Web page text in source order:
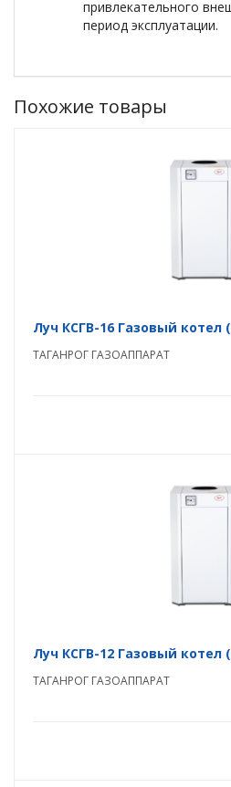
привлекательного
период эксплуатации.
Похожие товары
Луч КСГВ-16 Газовый котел
ТАГАНРОГ ГАЗОАППАРАТ
Луч КСГВ-12 Газовый котел
ТАГАНРОГ ГАЗОАППАРАТ